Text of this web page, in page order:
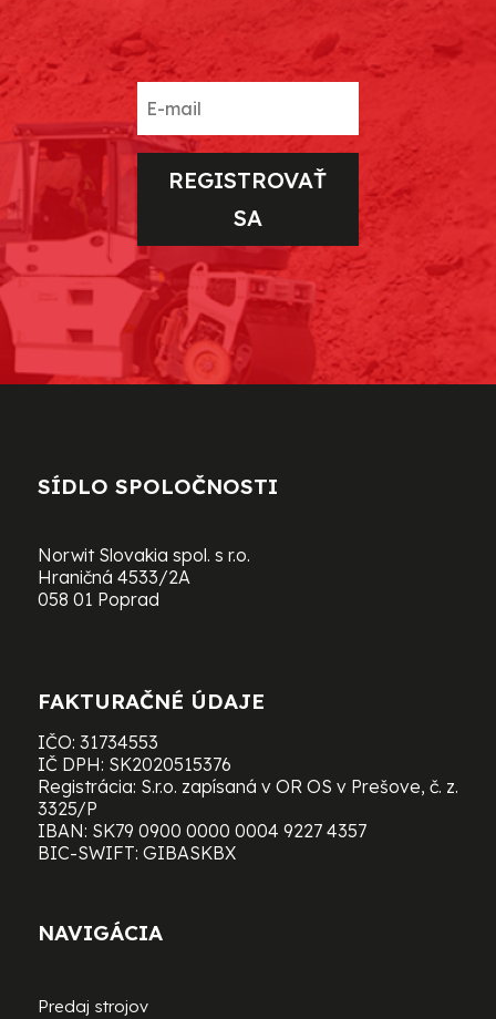
REGISTROVAŤ
SA
SÍDLO SPOLOČNOSTI
Norwit Slovakia spol. s r.o.
Hraničná 4533/2A
058 01 Poprad
FAKTURAČNÉ ÚDAJE
IČO: 31734553
IČ DPH: SK2020515376
Registrácia: S.r.o. zapísaná v OR OS v Prešove, č. z.
3325/P
IBAN: SK79 0900 0000 0004 9227 4357
BIC-SWIFT: GIBASKBX
NAVIGÁCIA
Predaj strojov